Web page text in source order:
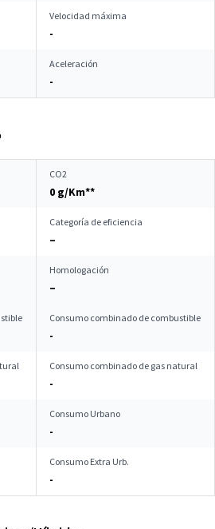
Velocidad máxima
-
Aceleración
-
CO2
0 g/Km**
Categoría de eficiencia
–
Homologación
–
Consumo combinado de combustible
-
Consumo combinado de gas natural
-
Consumo Urbano
-
Consumo Extra Urb.
-